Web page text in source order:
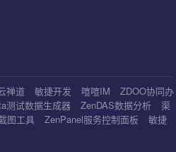
禅道 敏捷开发 喧喧IM
ZDOO协同办
测试数据生成器 ZenDAS数据分析
渠
图工具 ZenPanel服务控制面板
敏捷